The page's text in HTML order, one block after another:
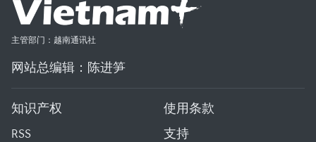
主管部门：越南通讯社
网站总编辑：陈进笋
知识产权
使用条款
RSS
支持